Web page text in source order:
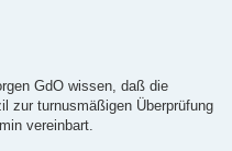
GdO wissen, daß die
zur turnusmäßigen Überprüfung
vereinbart.